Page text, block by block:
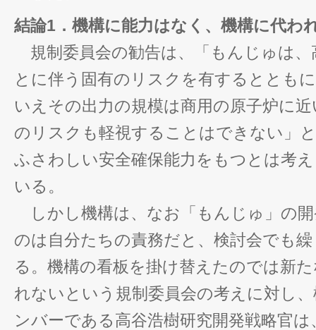
結論1．機構に能力はなく、機構に代わ
規制委員会の勧告は、「もんじゅは、
とに伴う固有のリスクを有するととも
いえその出力の規模は商用の原子炉に
のリスクも軽視することはできない」
ふさわしい安全確保能力をもつとは考
いる。
しかし機構は、なお「もんじゅ」の
のは自分たちの責務だと、検討会でも
る。機構の看板を掛け替えたのでは新
れないという規制委員会の考えに対し
ンバーである高谷浩樹研究開発戦略官